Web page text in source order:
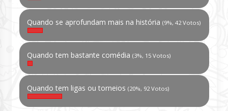
Quando se aprofundam mais na história (9%, 42 Votos)
Quando tem bastante comédia (3%, 15 Votos)
Quando tem ligas ou torneios (20%, 92 Votos)